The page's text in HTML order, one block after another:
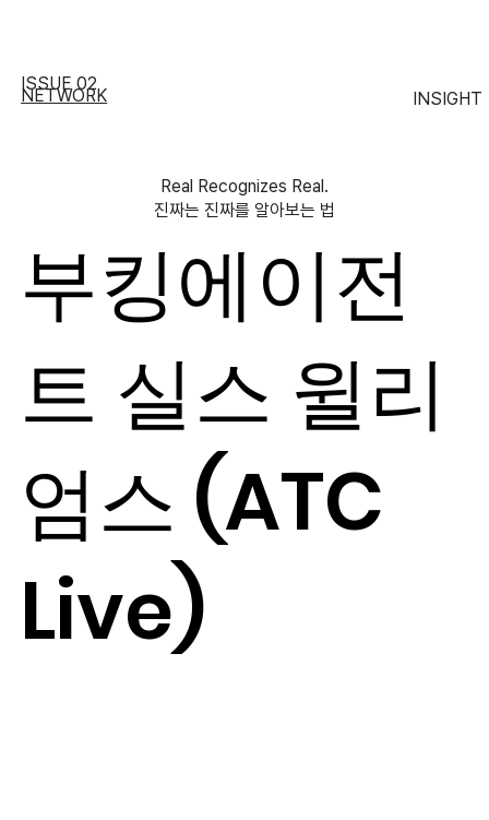
Real Recognizes Real.
진짜는 진짜를 알아보는 법
부킹에이전
트 실스 윌리
엄스 (ATC
Live)
INSIGHT
ISSUE 02
NETWORK